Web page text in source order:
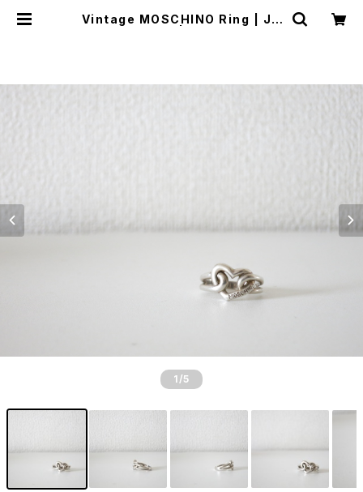
Vintage MOSCHINO Ring | JU
1 /5